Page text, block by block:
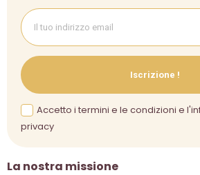
La nostra missione
Iscrizione !
Accetto i termini e le condizioni e
privacy